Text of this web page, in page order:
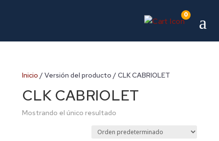
0 a
Inicio / Versión del producto / CLK CABRIOLET
CLK CABRIOLET
Mostrando el único resultado